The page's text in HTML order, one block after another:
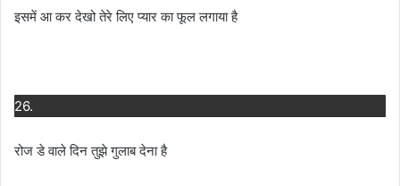
इसमें आ कर देखो तेरे लिए प्यार का फूल लगाया है
26.
रोज डे वाले दिन तुझे गुलाब देना है